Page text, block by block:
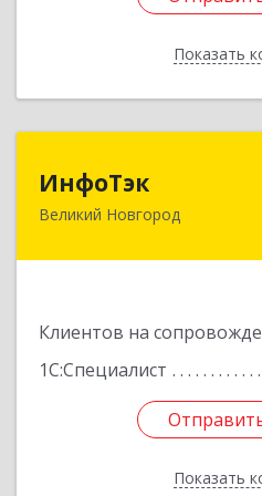
Показать
ИнфоТэк
Великий Новгород
Клиентов на
1С:Специалист
Показать
173003, Новгородская